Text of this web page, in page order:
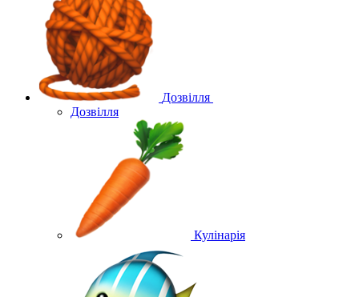
Дозвілля
Дозвілля
Кулінарія